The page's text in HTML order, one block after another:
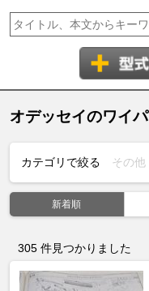
オデッセイのワイ
カテゴリで絞る その他
新着順
305 件見つかりました